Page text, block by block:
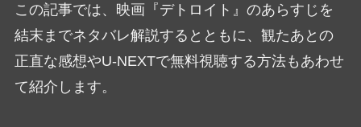
この記事では、映画『デトロイト』のあらすじを
結末までネタバレ解説するとともに、観たあとの
正直な感想やU-NEXTで無料視聴する方法もあわせ
て紹介します。